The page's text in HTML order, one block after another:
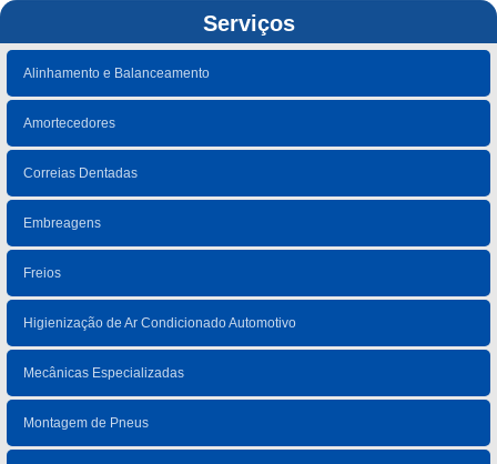
Serviços
Alinhamento e Balanceamento
Amortecedores
Correias Dentadas
Embreagens
Freios
Higienização de Ar Condicionado Automotivo
Mecânicas Especializadas
Montagem de Pneus